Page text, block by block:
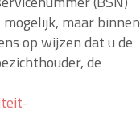
maar binnen
op wijzen dat u de
de